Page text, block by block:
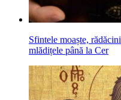
Sfintele moaște,
mlădițele până la Cer